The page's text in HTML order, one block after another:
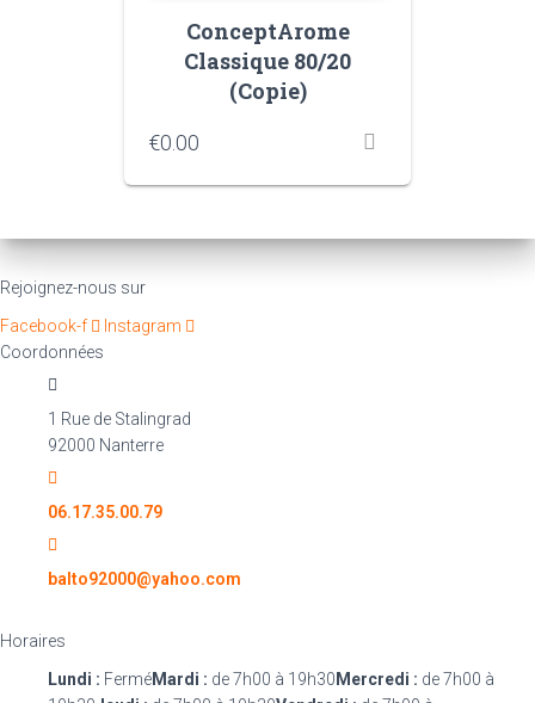
ConceptArome
Classique 80/20
(Copie)
€0.00
Rejoignez-nous sur
Facebook-f
Instagram
Coordonnées
1 Rue de Stalingrad
92000 Nanterre
06.17.35.00.79
balto92000@yahoo.com
Horaires
Lundi : FerméMardi : de 7h00 à 19h30 Mercredi : de 7h00 à